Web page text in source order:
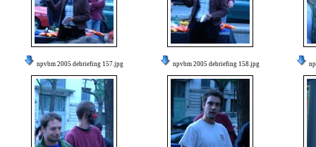
npvbm 2005 debriefing 157.jpg npvbm 2005 debriefing 158.jpg